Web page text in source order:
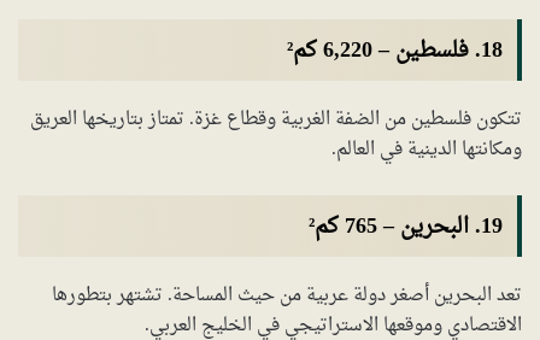
18. فلسطين–6,220 كم²
تتكون فلسطين من الضفة الغربية وقطاع غزة. تمتاز بتاريخها العريق
ومكانتها الدينية في العالم.
19. البحرين–765 كم²
تعد البحرين أصغر دولة عربية من حيث المساحة. تشتهر بتطورها
الاقتصادي وموقعها الاستراتيجي في الخليج العربي.